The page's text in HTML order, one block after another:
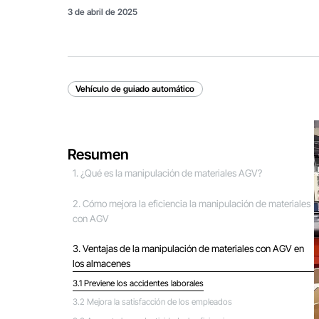
3 de abril de 2025
Vehículo de guiado automático
Resumen
1. ¿Qué es la manipulación de materiales AGV?
2. Cómo mejora la eficiencia la manipulación de materiales
con AGV
3. Ventajas de la manipulación de materiales con AGV en
los almacenes
3.1 Previene los accidentes laborales
3.2 Mejora la satisfacción de los empleados